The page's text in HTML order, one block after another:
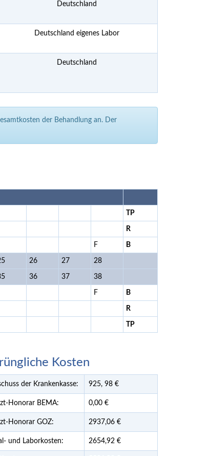
Deutschland
Deutschland eigenes Labor
Deutschland
der Behandlung an. Der
TP
R
F B
26 27 28
36 37 38
F B
R
TP
Kosten
der Krankenkasse: 925, 98 €
Honorar BEMA: 0,00 €
Honorar GOZ: 2937,06 €
und Laborkosten: 2654,92 €